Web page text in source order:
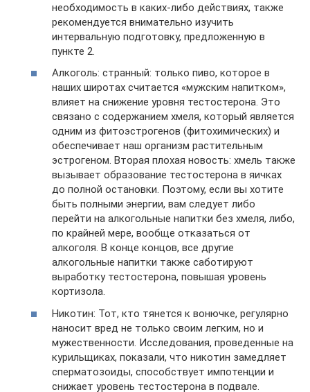
необходимость в каких-либо действиях, также
рекомендуется внимательно изучить
интервальную подготовку, предложенную в
пункте 2.
Алкоголь: странный: только пиво, которое в
наших широтах считается «мужским напитком»,
влияет на снижение уровня тестостерона. Это
связано с содержанием хмеля, который является
одним из фитоэстрогенов (фитохимических) и
обеспечивает наш организм растительным
эстрогеном. Вторая плохая новость: хмель также
вызывает образование тестостерона в яичках
до полной остановки. Поэтому, если вы хотите
быть полными энергии, вам следует либо
перейти на алкогольные напитки без хмеля, либо,
по крайней мере, вообще отказаться от
алкоголя. В конце концов, все другие
алкогольные напитки также саботируют
выработку тестостерона, повышая уровень
кортизола.
Никотин: Тот, кто тянется к вонючке, регулярно
наносит вред не только своим легким, но и
мужественности. Исследования, проведенные на
курильщиках, показали, что никотин замедляет
сперматозоиды, способствует импотенции и
снижает уровень тестостерона в подвале.